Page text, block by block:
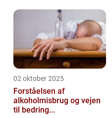
02 oktober 2025
Forståelsen af
alkoholmisbrug og vejen
til bedring...